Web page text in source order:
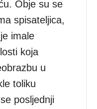
Obje su se
spisateljica,
imale
koja
u
toliku
posljednji